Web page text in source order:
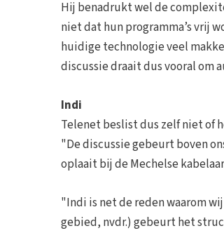
Hij benadrukt wel de
niet dat hun programma’s vrij
huidige technologie veel
discussie draait dus vooral om
Indi
Telenet beslist dus zelf niet of
"De discussie gebeurt boven
oplaait bij de Mechelse
"Indi is net de reden waarom
gebied, nvdr.) gebeurt het